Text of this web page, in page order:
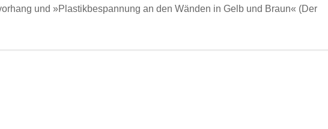
und »Plastikbespannung an den Wänden in Gelb und Braun« (Der